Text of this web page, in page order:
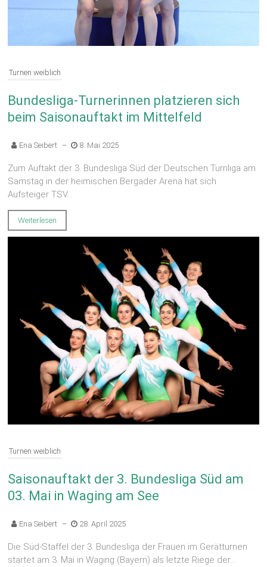
Turnen weiblich
Bundesliga-Turnerinnen platzieren sich
beim Saisonauftakt im Mittelfeld
Ena Seibert – 8. Mai 2025
Zum Auftakt der 3. Bundesliga Süd der Deutschen Turnliga am
Samstag in der heimischen Bergader Arena hat sich
Aufsteiger TSV...
Weiterlesen
Turnen weiblich
Saisonauftakt der 3. Bundesliga Süd am
03. Mai in Waging am See
Ena Seibert – 28. April 2025
Die Süd-Staffel der 3. Bundesliga der Frauen im Gerätturnen
startet am 3. Mai in Waging (Bayern) als letzte Riege der...